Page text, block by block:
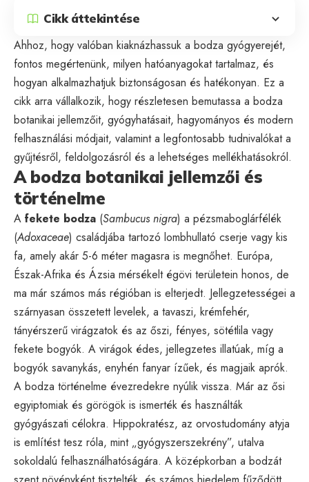
Cikk áttekintése
Ahhoz, hogy valóban kiaknázhassuk a bodza gyógyerejét,
fontos megértenünk, milyen hatóanyagokat tartalmaz, és
hogyan alkalmazhatjuk biztonságosan és hatékonyan. Ez a
cikk arra vállalkozik, hogy részletesen bemutassa a bodza
botanikai jellemzőit, gyógyhatásait, hagyományos és modern
felhasználási módjait, valamint a legfontosabb tudnivalókat a
gyűjtésről, feldolgozásról és a lehetséges mellékhatásokról.
A bodza botanikai jellemzői és
történelme
A fekete bodza (Sambucus nigra) a pézsmaboglárfélék
(Adoxaceae) családjába tartozó lombhullató cserje vagy kis
fa, amely akár 5-6 méter magasra is megnőhet. Európa,
Észak-Afrika és Ázsia mérsékelt égövi területein honos, de
ma már számos más régióban is elterjedt. Jellegzetességei a
szárnyasan összetett levelek, a tavaszi, krémfehér,
tányérszerű virágzatok és az őszi, fényes, sötétlila vagy
fekete bogyók. A virágok édes, jellegzetes illatúak, míg a
bogyók savanykás, enyhén fanyar ízűek, és magjaik aprók.
A bodza történelme évezredekre nyúlik vissza. Már az ősi
egyiptomiak és görögök is ismerték és használták
gyógyászati célokra. Hippokratész, az orvostudomány atyja
is említést tesz róla, mint „gyógyszerszekrény”, utalva
sokoldalú felhasználhatóságára. A középkorban a bodzát